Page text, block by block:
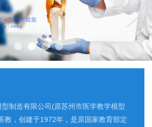
制造有限公司(原苏州市医学教学模型
教，创建于1972年，是原国家教育部定